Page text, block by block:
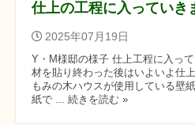
2025年07月19日
Y・M様邸の様子 仕上工程に入っ
材を貼り終わった後はいよいよ仕
もみの木ハウスが使用している壁
紙で ... 続きを読む »